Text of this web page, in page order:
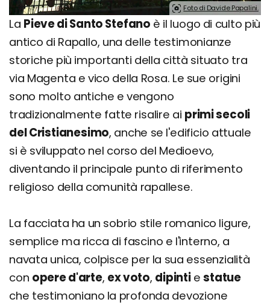
Foto di Davide Papalini.
La Pieve di Santo Stefano è il luogo di culto più
antico di Rapallo, una delle testimonianze
storiche più importanti della città situato tra
via Magenta e vico della Rosa. Le sue origini
sono molto antiche e vengono
tradizionalmente fatte risalire ai primi secoli
del Cristianesimo, anche se l'edificio attuale
si è sviluppato nel corso del Medioevo,
diventando il principale punto di riferimento
religioso della comunità rapallese.
La facciata ha un sobrio stile romanico ligure,
semplice ma ricca di fascino e l'interno, a
navata unica, colpisce per la sua essenzialità
con opere d'arte, ex voto, dipintiestatue
che testimoniano la profonda devozione